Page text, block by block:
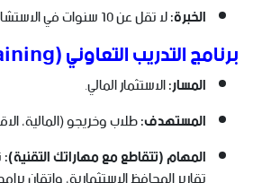
الخبرة:لا تقل عن 10 سنوات في الاستشارات والعمل القانوني.
برنامج التدريب التعاوني (CO-OP Training):
المسار:الاستثمار المالي.
المستهدف:طلاب وخريجو (المالية،
المهام (تتقاطع مع مهاراتك التقنية):